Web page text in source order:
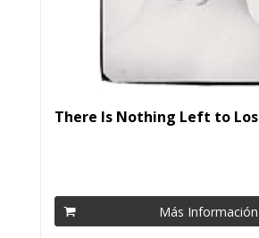
There Is Nothing Left to
Más Información